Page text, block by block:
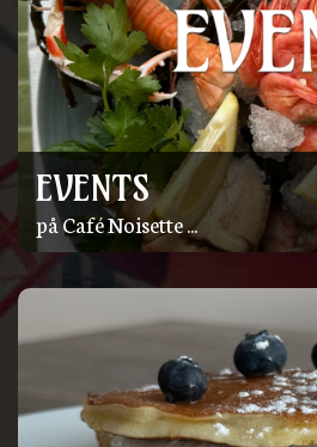
EVENTS
på Café Noisette ...